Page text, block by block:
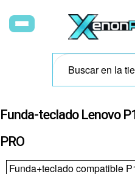
Funda-teclado Lenovo
PRO